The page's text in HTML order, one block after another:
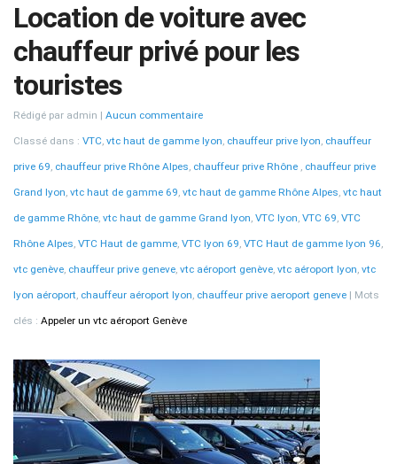
Location de voiture avec
chauffeur privé pour les
touristes
Rédigé par admin Aucun commentaire
Classé dans : VTC, vtc haut de gamme lyon, chauffeur prive lyon, chauffeur
prive 69, chauffeur prive Rhône Alpes, chauffeur prive Rhône , chauffeur prive
Grand lyon, vtc haut de gamme 69, vtc haut de gamme Rhône Alpes, vtc haut
de gamme Rhône, vtc haut de gamme Grand lyon, VTC lyon, VTC 69, VTC
Rhône Alpes, VTC Haut de gamme, VTC lyon 69, VTC Haut de gamme lyon 96,
vtc genève, chauffeur prive geneve, vtc aéroport genève, vtc aéroport lyon, vtc
lyon aéroport, chauffeur aéroport lyon, chauffeur prive aeroport geneve Mots
clés : Appeler un vtc aéroport Genève